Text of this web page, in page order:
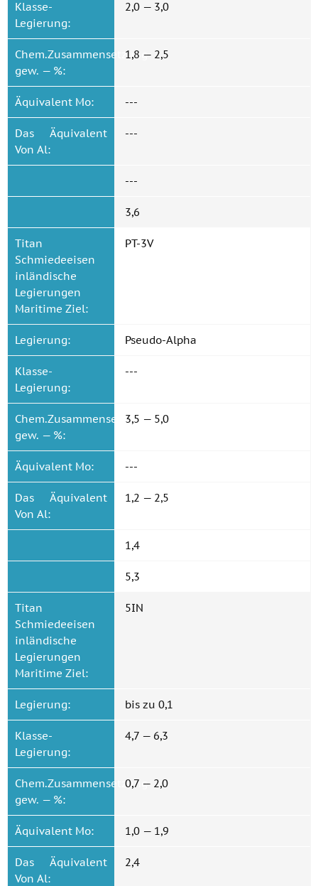
Klasse-
Legierung:
2,0 — 3,0
Chem.Zusammensetzung
gew. — %:
1,8 — 2,5
Äquivalent Mo: ---
Das Äquivalent
Von Al:
---
---
3,6
Titan
Schmiedeeisen
inländische
Legierungen
Maritime Ziel:
PT-3V
Legierung: Pseudo-Alpha
Klasse-
Legierung:
---
Chem.Zusammensetzung
gew. — %:
3,5 — 5,0
Äquivalent Mo: ---
Das Äquivalent
Von Al:
1,2 — 2,5
1,4
5,3
Titan
Schmiedeeisen
inländische
Legierungen
Maritime Ziel:
5IN
Legierung: bis zu 0,1
Klasse-
Legierung:
4,7 — 6,3
Chem.Zusammensetzung
gew. — %:
0,7 — 2,0
Äquivalent Mo: 1,0 — 1,9
Das Äquivalent
Von Al:
2,4